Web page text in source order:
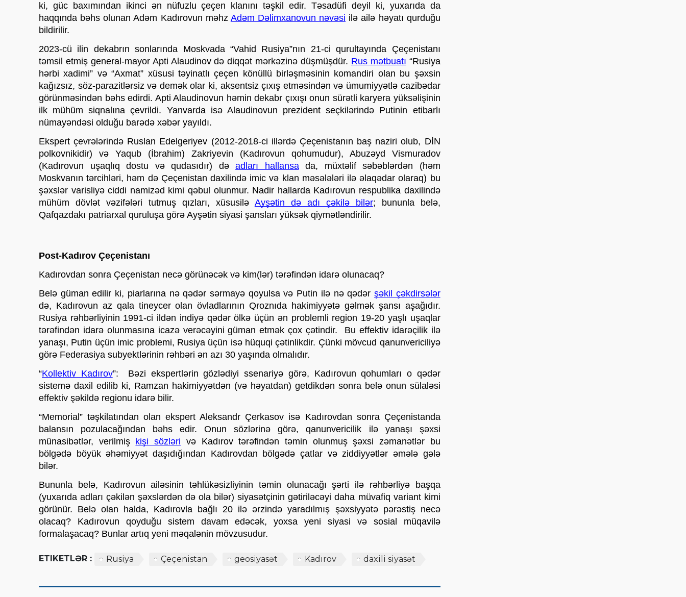
ki, güc baxımından ikinci ən nüfuzlu çeçen klanını təşkil edir. Təsadüfi deyil ki, yuxarıda da
haqqında bəhs olunan Adəm Kadırovun məhz Adəm Dəlimxanovun nəvəsi ilə ailə həyatı qurduğu
bildirilir.
2023-cü ilin dekabrın sonlarında Moskvada “Vahid Rusiya”nın 21-ci qurultayında Çeçenistanı
təmsil etmiş general-mayor Apti Alaudinov də diqqət mərkəzinə düşmüşdür. Rus mətbuatı “Rusiya
hərbi xadimi” və “Axmat” xüsusi təyinatlı çeçen könüllü birləşməsinin komandiri olan bu şəxsin
kağızsız, söz-parazitlərsiz və demək olar ki, aksentsiz çıxış etməsindən və ümumiyyətlə cazibədar
görünməsindən bəhs edirdi. Apti Alaudinovun həmin dekabr çıxışı onun sürətli karyera yüksəlişinin
ilk mühüm siqnalına çevrildi. Yanvarda isə Alaudinovun prezident seçkilərində Putinin etibarlı
nümayəndəsi olduğu barədə xəbər yayıldı.
Ekspert çevrələrində Ruslan Edelgeriyev (2012-2018-ci illərdə Çeçenistanın baş naziri olub, DİN
polkovnikidir) və Yaqub (İbrahim) Zakriyevin (Kadırovun qohumudur), Abuzəyd Vismuradov
(Kadırovun uşaqlıq dostu və qudasıdır) də adları hallansa da, müxtəlif səbəblərdən (həm
Moskvanın tərcihləri, həm də Çeçenistan daxilində imic və klan məsələləri ilə əlaqədar olaraq) bu
şəxslər varisliyə ciddi namizəd kimi qəbul olunmur. Nadir hallarda Kadırovun respublika daxilində
mühüm dövlət vəzifələri tutmuş qızları, xüsusilə Ayşətin də adı çəkilə bilər; bununla belə,
Qafqazdakı patriarxal quruluşa görə Ayşətin siyasi şansları yüksək qiymətləndirilir.
Post-Kadırov Çeçenistanı
Kadırovdan sonra Çeçenistan necə görünəcək və kim(lər) tərəfindən idarə olunacaq?
Belə güman edilir ki, piarlarına nə qədər sərmayə qoyulsa və Putin ilə nə qədər şəkil çəkdirsələr
də, Kadırovun az qala tineycer olan övladlarının Qroznıda hakimiyyətə gəlmək şansı aşağıdır.
Rusiya rəhbərliyinin 1991-ci ildən indiyə qədər ölkə üçün ən problemli region 19-20 yaşlı uşaqlar
tərəfindən idarə olunmasına icazə verəcəyini güman etmək çox çətindir.  Bu effektiv idarəçilik ilə
yanaşı, Putin üçün imic problemi, Rusiya üçün isə hüquqi çətinlikdir. Çünki mövcud qanunvericiliyə
görə Federasiya subyektlərinin rəhbəri ən azı 30 yaşında olmalıdır.
“Kollektiv Kadırov”:  Bəzi ekspertlərin gözlədiyi ssenariyə görə, Kadırovun qohumları o qədər
sistemə daxil edilib ki, Ramzan hakimiyyətdən (və həyatdan) getdikdən sonra belə onun sülaləsi
effektiv şəkildə regionu idarə bilir.
“Memorial” təşkilatından olan ekspert Aleksandr Çerkasov isə Kadırovdan sonra Çeçenistanda
balansın pozulacağından bəhs edir. Onun sözlərinə görə, qanunvericilik ilə yanaşı şəxsi
münasibətlər, verilmiş kişi sözləri və Kadırov tərəfindən təmin olunmuş şəxsi zəmanətlər bu
bölgədə böyük əhəmiyyət daşıdığından Kadırovdan bölgədə çatlar və ziddiyyətlər əmələ gələ
bilər.
Bununla belə, Kadırovun ailəsinin təhlükəsizliyinin təmin olunacağı şərti ilə rəhbərliyə başqa
(yuxarıda adları çəkilən şəxslərdən də ola bilər) siyasətçinin gətiriləcəyi daha müvafiq variant kimi
görünür. Belə olan halda, Kadırovla bağlı 20 ilə ərzində yaradılmış şəxsiyyətə pərəstiş necə
olacaq? Kadırovun qoyduğu sistem davam edəcək, yoxsa yeni siyasi və sosial müqavilə
formalaşacaq? Bunlar artıq yeni məqalənin mövzusudur.
ETIKETLƏR : Rusiya Çeçenistan geosiyasət Kadırov daxili siyasət